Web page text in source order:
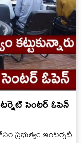
సెంటర్ ఓపెన్
ప్రభుత్వం ఇంటర్నెట్